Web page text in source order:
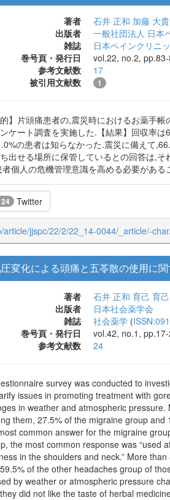
著者 石井 正和 加藤 大貴
出版者
一般社団法人 日本
雑誌
日本ペインクリニ
巻号頁・発行日
vol.22, no.2,
参考文献数
17
被引用文献数
1
的】片頭痛患者の,震災時におけるお薬手
ケート調査を実施した.【結果】回収率
の患者は知らなかった.震災に備えて
出せる場所に保管しているとの回答は,
者個人の危機管理意識を高める必要がある
Twitter
article/jjspc/22/2/22_14-0044/_article/-
変化による頭痛と五苓散の使用に
著者 石井 正和 育己 育己
出版者
日本社会薬学会
雑誌
社会薬学 (
巻号頁・発行日
vol.42, no.1,
参考文献数
24
survey was conducted to
issues in promoting treatment with
in weather and atmospheric
them, 27.5% of the migraine group
common answer for the migraine
the most common response was “used
in the shoulders and neck.” More
of the other headaches group of
by weather or atmospheric pressure
did not like the taste of herbal